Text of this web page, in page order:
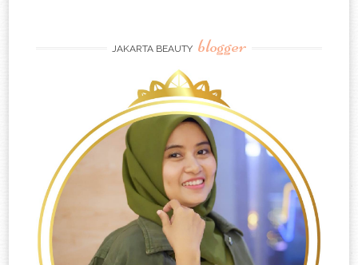
JAKARTA BEAUTY blogger